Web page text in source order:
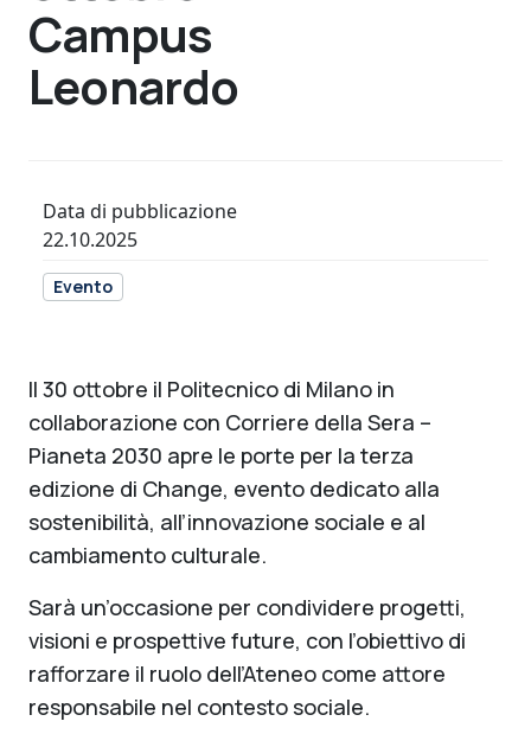
Campus
Leonardo
Data di pubblicazione
22.10.2025
Evento
Il 30 ottobre il Politecnico di Milano in
collaborazione con Corriere della Sera –
Pianeta 2030 apre le porte per la terza
edizione di Change, evento dedicato alla
sostenibilità, all’innovazione sociale e al
cambiamento culturale.
Sarà un’occasione per condividere progetti,
visioni e prospettive future, con l’obiettivo di
rafforzare il ruolo dell’Ateneo come attore
responsabile nel contesto sociale.